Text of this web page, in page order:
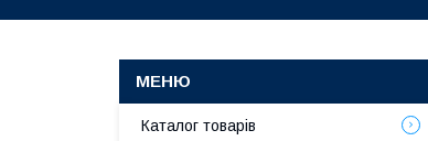
Каталог товарів